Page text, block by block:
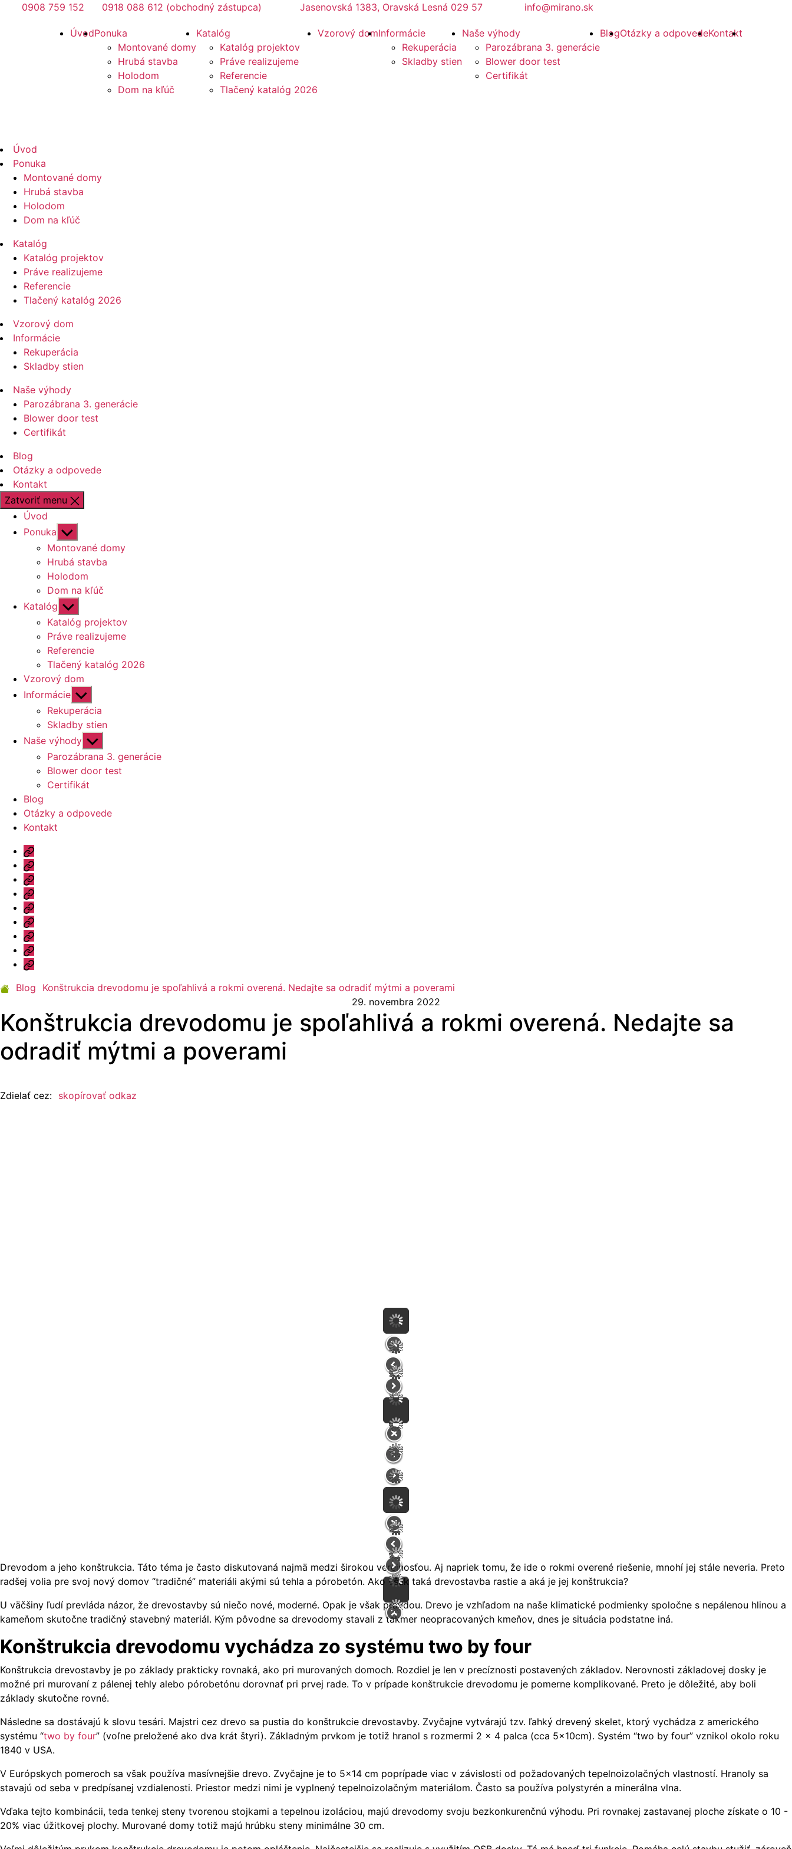
Preskočiť0908 759 152 0918 088 612 (obchodný zástupca) Jasenovská 1383, Oravská Lesná 029 57 info@mirano.sk
Mirano
ÚvodPonuka
Montované domy
Hrubá stavba
Holodom
Dom na kľúč
Katalóg
Katalóg projektov
Práve realizujeme
Referencie
Tlačený katalóg 2026
Vzorový domInformácie
Rekuperácia
Skladby stien
Naše výhody
Parozábrana 3. generácie
Blower door test
Certifikát
BlogOtázky a odpovedeKontakt
Úvod
Ponuka
Montované domy
Hrubá stavba
Holodom
Dom na kľúč
Katalóg
Katalóg projektov
Práve realizujeme
Referencie
Tlačený katalóg 2026
Vzorový dom
Informácie
Rekuperácia
Skladby stien
Naše výhody
Parozábrana 3. generácie
Blower door test
Certifikát
Blog
Otázky a odpovede
Kontakt
Zatvoriť menu
Úvod
Ponuka Zobraziť
druhú
úroveň
navigácie
Montované domy
Hrubá stavba
Holodom
Dom na kľúč
Katalóg Zobraziť
druhú
úroveň
navigácie
Katalóg projektov
Práve realizujeme
Referencie
Tlačený katalóg 2026
Vzorový dom
Informácie Zobraziť
druhú
úroveň
navigácie
Rekuperácia
Skladby stien
Naše výhody Zobraziť
druhú
úroveň
navigácie
Parozábrana 3. generácie
Blower door test
Certifikát
Blog
Otázky a odpovede
Kontakt
Úvod
Ponuka
Katalóg
Vzorový
dom
Informácie
Naše
výhody
Blog
Otázky
a
Kontakt
Blog
Konštrukcia drevodomu je spoľahlivá a rokmi overená. Nedajte sa odradiť mýtmi a poverami
29. novembra 2022
Konštrukcia drevodomu je spoľahlivá a rokmi overená. Nedajte sa
odradiť mýtmi a poverami
Zdielať cez: skopírovať odkaz
Drevodom a jeho konštrukcia. Táto téma je často diskutovaná najmä medzi širokou verejnosťou. Aj napriek tomu, že ide o rokmi overené riešenie, mnohí jej stále neveria. Preto
radšej volia pre svoj nový domov “tradičné” materiáli akými sú tehla a pórobetón. Ako však taká drevostavba rastie a aká je jej konštrukcia?
U väčšiny ľudí prevláda názor, že drevostavby sú niečo nové, moderné. Opak je však pravdou. Drevo je vzhľadom na naše klimatické podmienky spoločne s nepálenou hlinou a
kameňom skutočne tradičný stavebný materiál. Kým pôvodne sa drevodomy stavali z takmer neopracovaných kmeňov, dnes je situácia podstatne iná.
Konštrukcia drevodomu vychádza zo systému two by four
Konštrukcia drevostavby je po základy prakticky rovnaká, ako pri murovaných domoch. Rozdiel je len v precíznosti postavených základov. Nerovnosti základovej dosky je
možné pri murovaní z pálenej tehly alebo pórobetónu dorovnať pri prvej rade. To v prípade konštrukcie drevodomu je pomerne komplikované. Preto je dôležité, aby boli
základy skutočne rovné.
Následne sa dostávajú k slovu tesári. Majstri cez drevo sa pustia do konštrukcie drevostavby. Zvyčajne vytvárajú tzv. ľahký drevený skelet, ktorý vychádza z amerického
systému “two by four” (voľne preložené ako dva krát štyri). Základným prvkom je totiž hranol s rozmermi 2 x 4 palca (cca 5x10cm). Systém “two by four” vznikol okolo roku
1840 v USA.
V Európskych pomeroch sa však používa masívnejšie drevo. Zvyčajne je to 5x14 cm poprípade viac v závislosti od požadovaných tepelnoizolačných vlastností. Hranoly sa
stavajú od seba v predpísanej vzdialenosti. Priestor medzi nimi je vyplnený tepelnoizolačným materiálom. Často sa používa polystyrén a minerálna vlna.
Vďaka tejto kombinácii, teda tenkej steny tvorenou stojkami a tepelnou izoláciou, majú drevodomy svoju bezkonkurenčnú výhodu. Pri rovnakej zastavanej ploche získate o 10 -
20% viac úžitkovej plochy. Murované domy totiž majú hrúbku steny minimálne 30 cm.